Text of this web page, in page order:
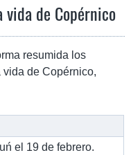
de Copérnico
resumida los
de Copérnico,
el 19 de febrero.